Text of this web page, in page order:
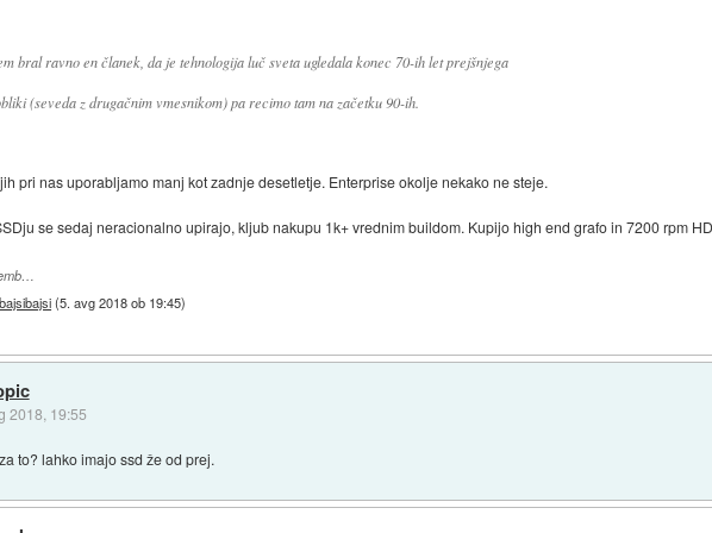
bral ravno en članek, da je tehnologija luč sveta ugledala konec 70-ih let prejšnjega
(seveda z drugačnim vmesnikom) pa recimo tam na začetku 90-ih.
pri nas uporabljamo manj kot zadnje desetletje. Enterprise okolje nekako ne steje.
se sedaj neracionalno upirajo, kljub nakupu 1k+ vrednim buildom. Kupijo high end grafo in 7200 rpm
bajsibajsi(5. avg 2018 ob 19:45)
2018, 19:55
to? lahko imajo ssd že od prej.